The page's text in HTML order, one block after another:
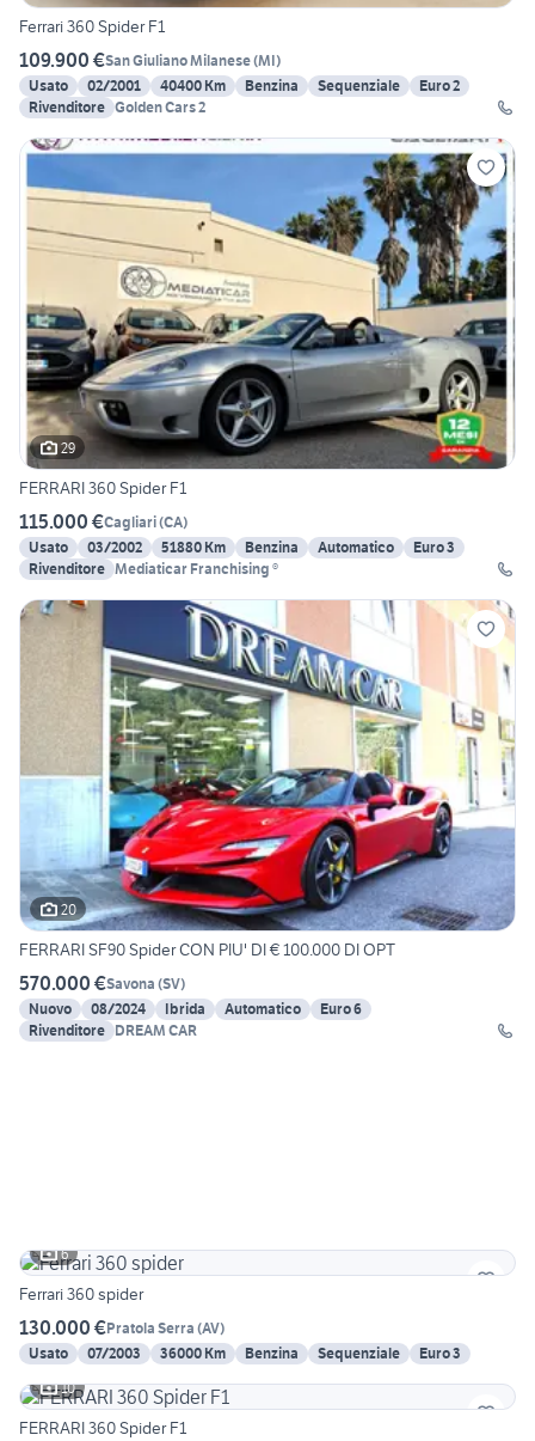
Ferrari 360 Spider F1
109.900 €San Giuliano Milanese(MI)
Usato
02/2001 40400 Km Benzina Sequenziale
Euro 2
Rivenditore Golden Cars 2
29
FERRARI 360 Spider F1
115.000 €Cagliari(CA)
Usato
03/2002 51880 Km Benzina Automatico
Euro 3
Rivenditore Mediaticar Franchising ®
20
FERRARI SF90 Spider CON PIU' DI € 100.000 DI OPT
570.000 €Savona (SV)
Nuovo
08/2024 Ibrida Automatico
Euro 6
Rivenditore DREAM CAR
6
Ferrari 360 spider
130.000 €Pratola Serra (AV)
Usato
07/2003 36000 Km Benzina Sequenziale
Euro 3
10
FERRARI 360 Spider F1